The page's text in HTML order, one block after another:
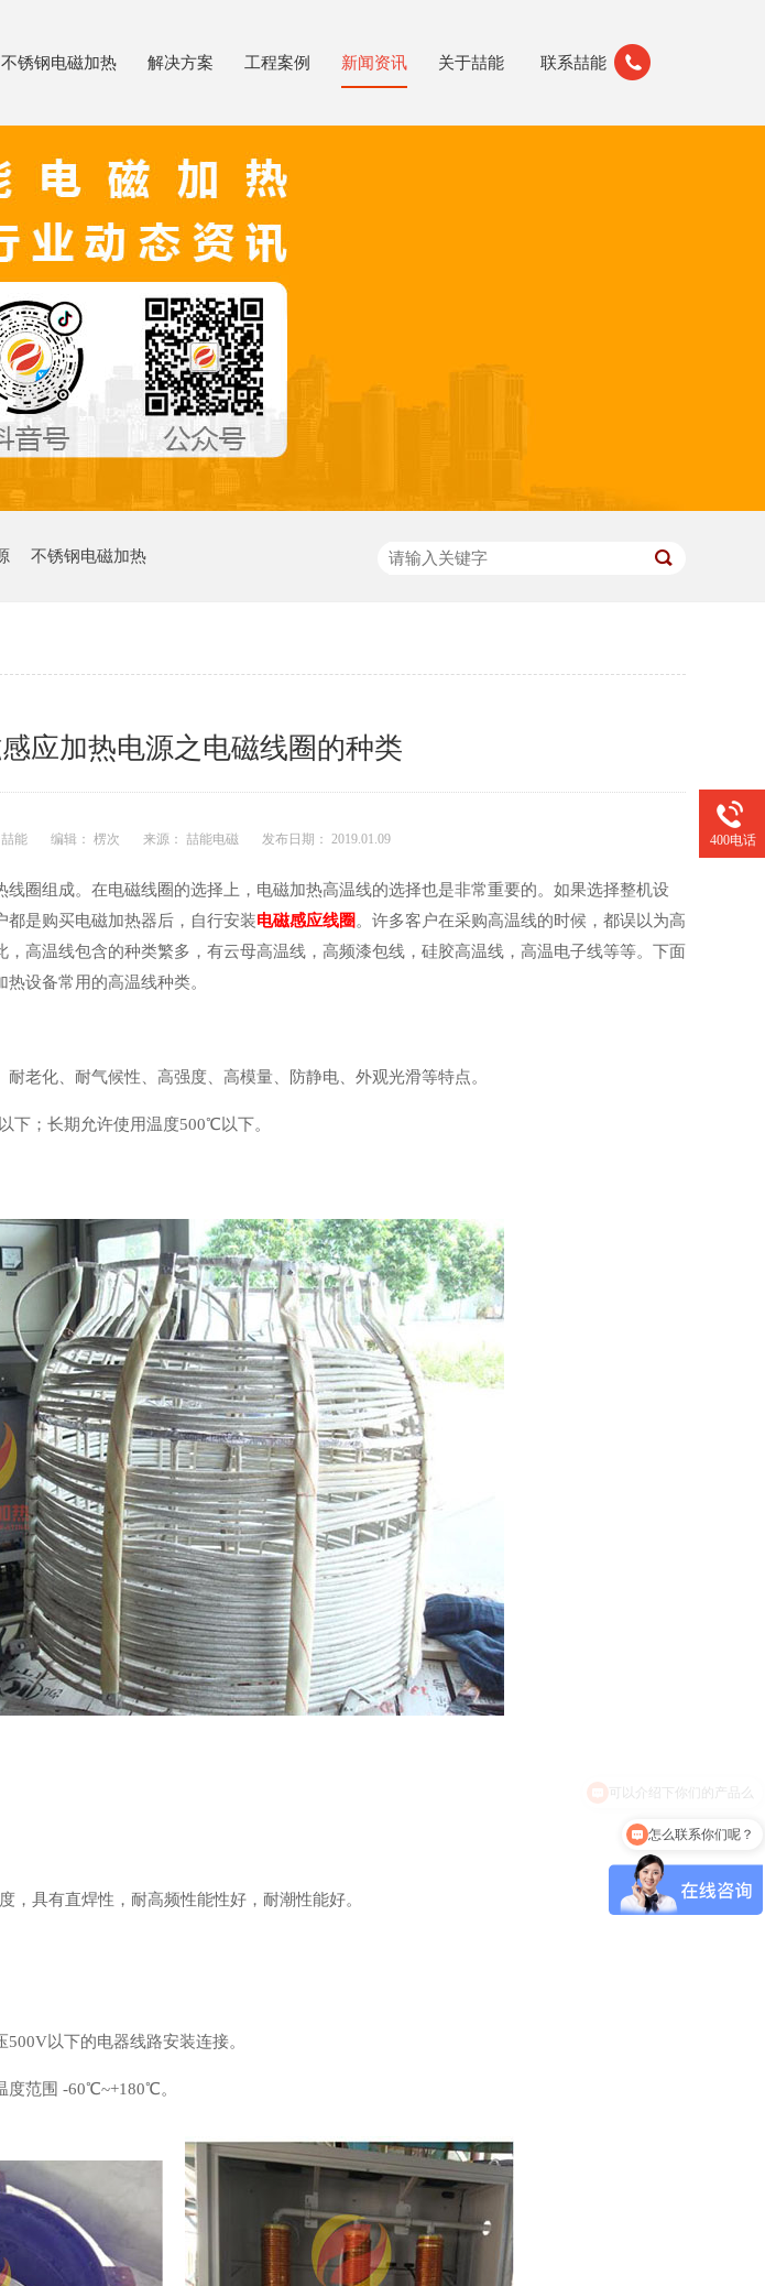
不锈钢电磁加热 解决方案 工程案例 新闻资讯 关于喆能 联系喆能
不锈钢电磁加热
应加热电源之电磁线圈的种类
能 编辑： 楞次 来源： 喆能电磁 发布日期： 2019.01.09
线圈组成。在电磁线圈的选择上，电磁加热高温线的选择也是非常重要的。如果选择整机设
是购买电磁加热器后，自行安装电磁感应线圈 。许多客户在采购高温线的时候，都误以为高
高温线包含的种类繁多，有云母高温线，高频漆包线，硅胶高温线，高温电子线等等。下面
设备常用的高温线种类。
老化、耐气候性、高强度、高模量、防静电、外观光滑等特点。
下；长期允许使用温度500℃以下。
，具有直焊性，耐高频性能性好，耐潮性能好。
以下的电器线路安装连接。
度范围 -60℃~+180℃。
400电话
怎么联系你们呢？